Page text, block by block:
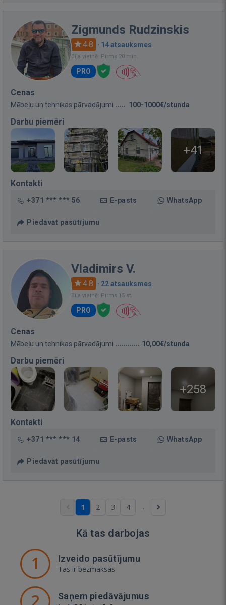
Zigmunds Rudzinskis
4.8 · 14 atsauksmes
Bija vietnē: Pirms 20 min.
PRO
Cenas
Mēbeļu un tehnikas pārvadājumi 100-1000€/stunda
Darbu piemēri
+41
Kontakti
+371 *** *** 56 E-pasts WhatsApp
Piedāvāt pasūtījumu
Vladimirs V.
4.8 · 22 atsauksmes
Bija vietnē: Pirms 15 st.
PRO
Cenas
Mēbeļu un tehnikas pārvadājumi 10,00€/stunda
Darbu piemēri
+258
Kontakti
+371 *** *** 14 E-pasts WhatsApp
Piedāvāt pasūtījumu
1 2 3 4 ...
Kā tas darbojas
1 Izveido pasūtījumu
Tas ir bezmaksas
2 Saņem piedāvājumus